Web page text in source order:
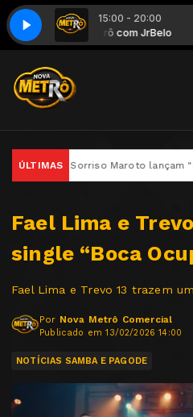
15:00 - 20:00
Alô Metrô com JrBelo
ÚLTIMAS
e Sorriso Maroto lançam "Eu Faço
Fael Lima e
single “Boca
Fael Lima e Trevo 13 trazem
Por Nova Metrô Comercial
Publicado em 13/02/2026 14:00
NOTÍCIAS SAMBA E PAGODE